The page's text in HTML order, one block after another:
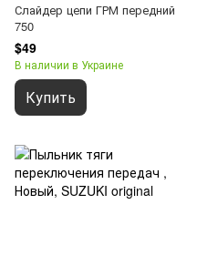
Слайдер цепи ГРМ передний
750
$49
В наличии в Украине
Купить